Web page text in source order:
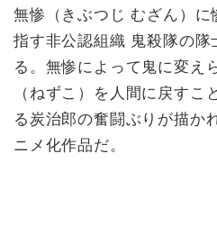
無惨（きぶつじ むざん）に
指す非公認組織 鬼殺隊の隊
る。無惨によって鬼に変え
（ねずこ）を人間に戻す
る炭治郎の奮闘ぶりが描か
ニメ化作品だ。